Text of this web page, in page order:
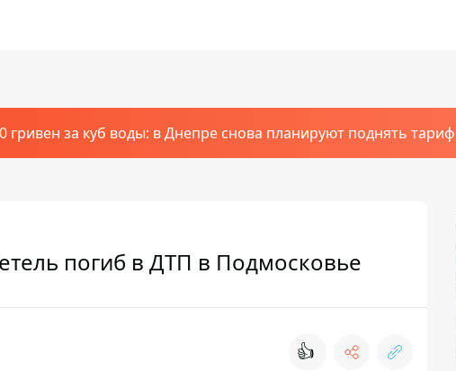
гривен за куб воды: в Днепре снова планируют поднять тариф
погиб в ДТП в Подмосковье
👍